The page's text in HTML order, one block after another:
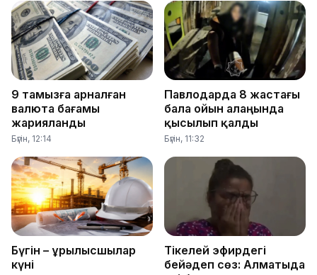
9 тамызға арналған
валюта бағамы
жарияланды
Бүгін, 12:14
Павлодарда 8 жастағы
бала ойын алаңында
қысылып қалды
Бүгін, 11:32
Бүгін – Құрылысшылар
күні
Тікелей эфирдегі
бейәдеп сөз: Алматыда